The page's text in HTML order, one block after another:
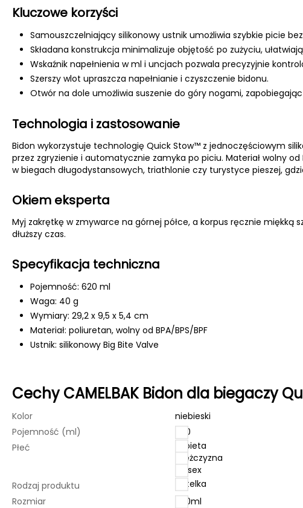
Kluczowe korzyści
Samouszczelniający silikonowy ustnik umożliwia szybkie picie
Składana konstrukcja minimalizuje objętość po zużyciu,
Wskaźnik napełnienia w ml i uncjach pozwala precyzyjnie
Szerszy wlot upraszcza napełnianie i czyszczenie bidonu.
Otwór na dole umożliwia suszenie do góry nogami, zapobiegając
Technologia i zastosowanie
Bidon wykorzystuje technologię Quick Stow™ z jednoczęściowym
przez zgryzienie i automatycznie zamyka po piciu. Materiał wolny od
w biegach długodystansowych, triathlonie czy turystyce pieszej,
Okiem eksperta
Myj zakrętkę w zmywarce na górnej półce, a korpus ręcznie miękką
dłuższy czas.
Specyfikacja techniczna
Pojemność: 620 ml
Waga: 40 g
Wymiary: 29,2 x 9,5 x 5,4 cm
Materiał: poliuretan, wolny od BPA/BPS/BPF
Ustnik: silikonowy Big Bite Valve
Cechy CAMELBAK Bidon dla biegaczy
Kolor
niebieski
Pojemność (ml)
620
Płeć
kobieta
mężczyzna
unisex
Rodzaj produktu
butelka
Rozmiar
620ml